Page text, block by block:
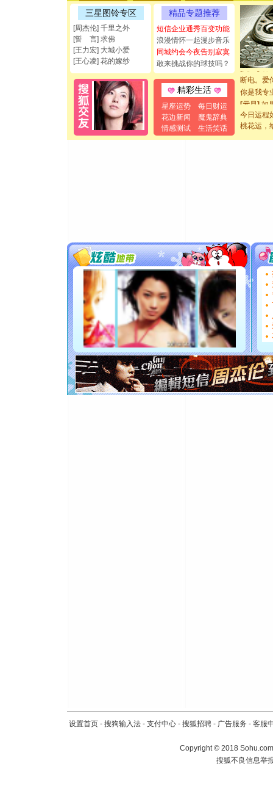
三星图铃专区
[周杰伦] 千里之外
[誓 言] 求佛
[王力宏] 大城小爱
[王心凌] 花的嫁纱
精品专题推荐
短信企业通秀百变功能
浪漫情怀一起漫步音乐
同城约会今夜告别寂寞
敢来挑战你的球技吗？
精彩生活
星座运势
每日财运
花边新闻
魔鬼辞典
情感测试
生活笑话
[圣诞节]
能正大光
都要快乐
[圣诞节]
如意,快
[元旦]看
断电。爱
你是我专
[元旦] 如
起；二是
离。水晶
[圣诞节]
你太多
要平安
[圣诞节]
能正大
都要快乐
[圣诞节]
如意,快
[元旦] 看
断电。爱
你是我专
[元旦]如
起；二是
今日运程
桃花运，
设置首页 - 搜狗输入法 - 支付中心 - 搜狐招聘 - 广告服务 - 客服
Copyright ©2018
搜狐不良信息举